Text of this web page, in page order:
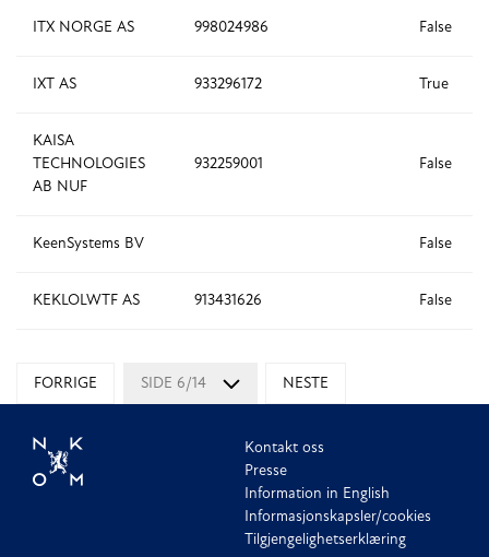
ITX NORGE AS 998024986 False
IXT AS 933296172 True
KAISA
TECHNOLOGIES
AB NUF
932259001 False
KeenSystems BV False
KEKLOLWTF AS 913431626 False
FORRIGE SIDE 6/14 NESTE
Kontakt oss
Presse
Information in English
Informasjonskapsler/cookies
Tilgjengelighetserklæring